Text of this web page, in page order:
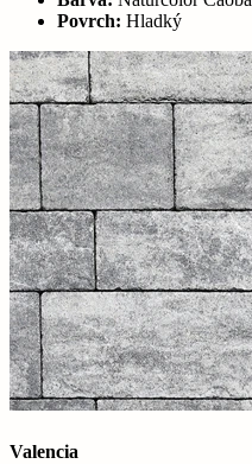
Povrch: Hladký
Valencia